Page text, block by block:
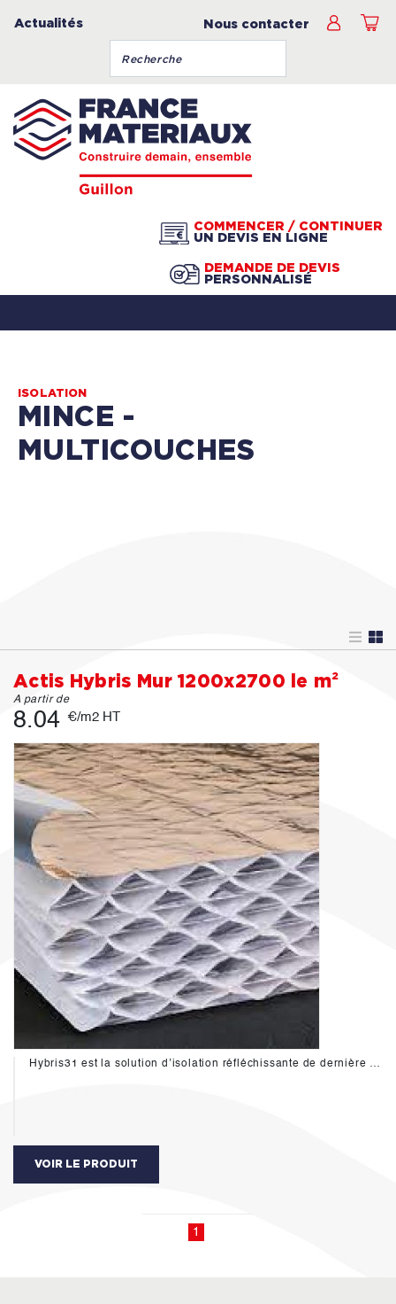
Actualités Nous contacter
COMMENCER / CONTINUER
UN DEVIS EN LIGNE
DEMANDE DE DEVIS
PERSONNALISÉ
ISOLATION
MINCE -
MULTICOUCHES
Actis Hybris Mur 1200x2700 le m²
A partir de
8.04 €/m2 HT
Hybris31 est la solution d’isolation réfléchissante de dernière génération pour les murs, combles et cloisons. Ses applications sont couvertes par des avis techniques (DTA).
VOIR LE PRODUIT
1